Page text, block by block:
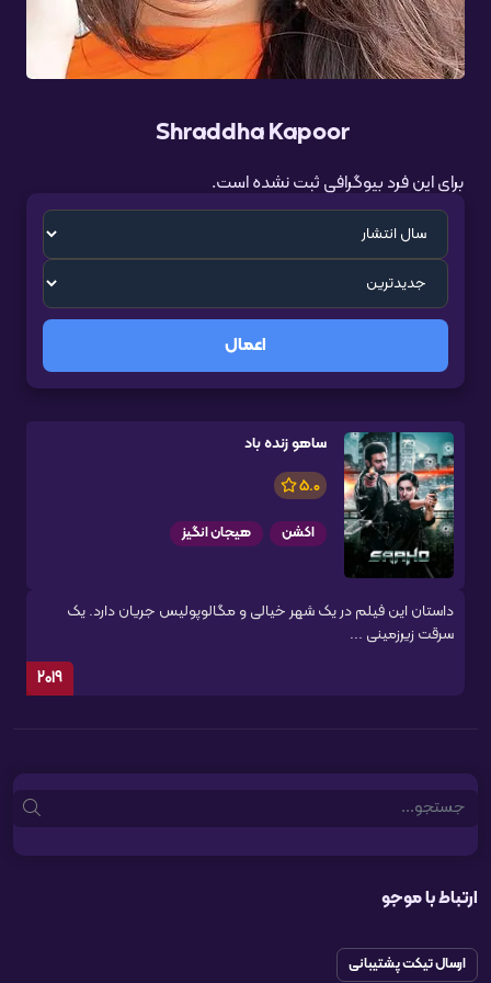
Shraddha Kapoor
برای این فرد بیوگرافی ثبت نشده است.
اعمال
ساهو زنده باد
5.0
اکشن هیجان انگیز
داستان این فیلم در یک شهر خیالی و مگالوپولیس جریان دارد. یک
سرقت زیرزمینی ...
2019
Search
ارتباط با موجو
ارسال تیکت پشتیبانی